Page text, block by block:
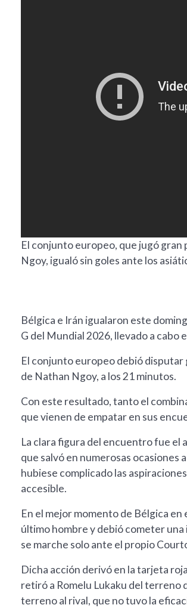
El conjunto europeo, que jugó
Ngoy, igualó sin goles ante los
Bélgica e Irán igualaron este
G del Mundial 2026, llevado a cabo
El conjunto europeo debió
de Nathan Ngoy, a los 21 minutos.
Con este resultado, tanto el
que vienen de empatar en sus
La clara figura del encuentro fue el
que salvó en numerosas ocasiones
hubiese complicado las
accesible.
En el mejor momento de Bélgica
último hombre y debió cometer
se marche solo ante el propio
Dicha acción derivó en la tarjeta
retiró a Romelu Lukaku del terreno
terreno al rival, que no tuvo la